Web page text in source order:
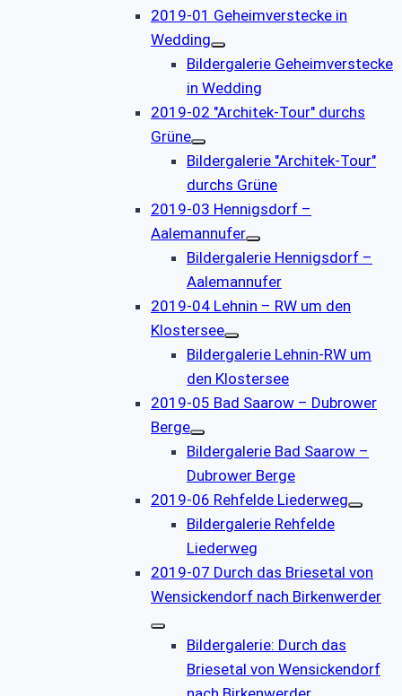
2019-01 Geheimverstecke in
Wedding
Bildergalerie Geheimverstecke
in Wedding
2019-02 "Architek-Tour" durchs
Grüne
Bildergalerie "Architek-Tour"
durchs Grüne
2019-03 Hennigsdorf –
Aalemannufer
Bildergalerie Hennigsdorf –
Aalemannufer
2019-04 Lehnin – RW um den
Klostersee
Bildergalerie Lehnin-RW um
den Klostersee
2019-05 Bad Saarow – Dubrower
Berge
Bildergalerie Bad Saarow –
Dubrower Berge
2019-06 Rehfelde Liederweg
Bildergalerie Rehfelde
Liederweg
2019-07 Durch das Briesetal von
Wensickendorf nach Birkenwerder
Bildergalerie: Durch das
Briesetal von Wensickendorf